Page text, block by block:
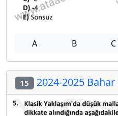
A B C
15 2024-2025 Bahar